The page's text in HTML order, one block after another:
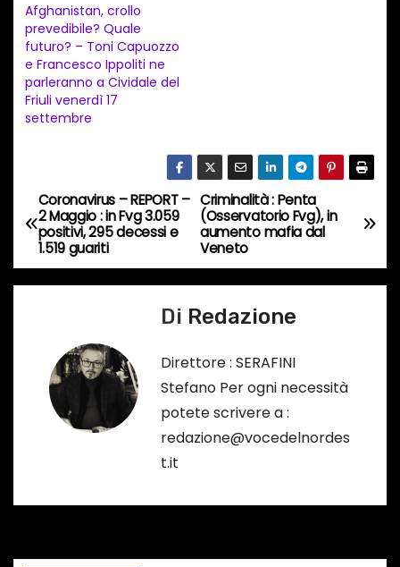
t
o
n
c
s
o
…
Afghanistan, crollo
prevedibile? Quale
futuro? – Toni Capuozzo
e Francesco Ippoliti ne
parleranno a Cividale del
Friuli venerdì 17
settembre
N
a
v
o
Criminalità : Penta
(Osservatorio Fvg), in
aumento mafia dal
Veneto
Coronavirus – REPORT –
2 Maggio : in Fvg 3.059
positivi, 295 decessi e
1.519 guariti
Di Redazione
Direttore : SERAFINI
Stefano Per ogni necessità
potete scrivere a :
redazione@vocedelnordes
t.it